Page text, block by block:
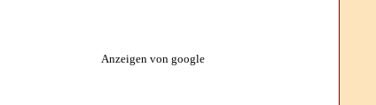
Anzeigen von google